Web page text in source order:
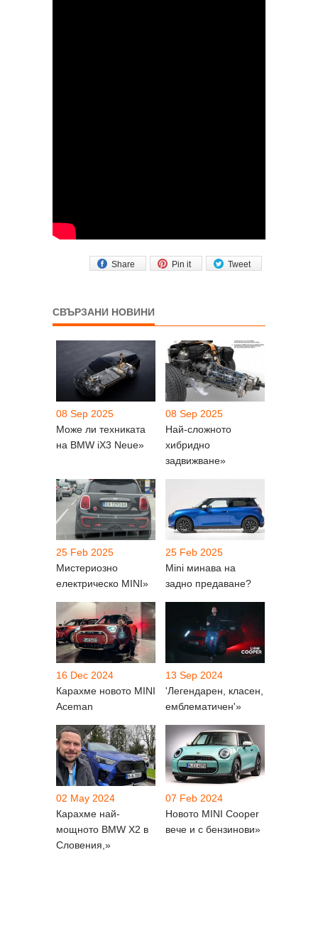
Tweet
Pin it
Share
СВЪРЗАНИ НОВИНИ
08 Sep 2025
Може ли техниката
на BMW iX3 Neue»
08 Sep 2025
Най-сложното
хибридно
задвижване»
25 Feb 2025
Мистериозно
електрическо MINI»
25 Feb 2025
Mini минава на
задно предаване?
16 Dec 2024
Карахме новото MINI
Aceman
13 Sep 2024
'Легендарен, класен,
емблематичен'»
02 May 2024
Карахме най-
мощното BMW X2 в
Словения,»
07 Feb 2024
Новото MINI Cooper
вече и с бензинови»